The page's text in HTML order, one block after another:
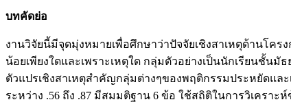
บทคัดย่อ
งานวิจัยนี้มีจุดมุ่งหมายเพื่อศึกษาว่าปัจจัยเชิงสาเหตุด้านโค
น้อยเพียงใดและเพราะเหตุใด กลุ่มตัวอย่างเป็นนักเรียนชั้
ตัวแปรเชิงสาเหตุสำคัญกลุ่มต่างๆของพฤติกรรมประหยัดแ
ระหว่าง .56 ถึง .87 มีสมมติฐาน 6 ข้อ ใช้สถิติในการวิเคร